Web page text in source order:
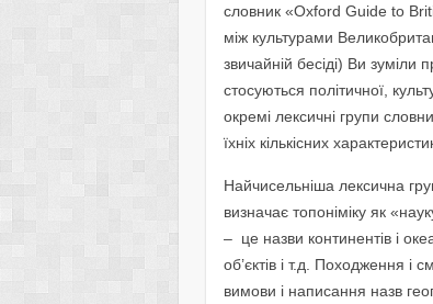
словник «Oxford Guide to
між культурами
звичайній бесіді) Ви зуміли
стосуються політичної,
окремі лексичні групи
їхніх кількісних
Найчисельніша лексична
визначає топоніміку як
– це назви континентів і
об’єктів і т.д. Походження і
вимови і написання назв